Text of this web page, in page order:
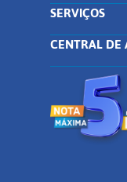
SERVIÇOS
CENTRAL